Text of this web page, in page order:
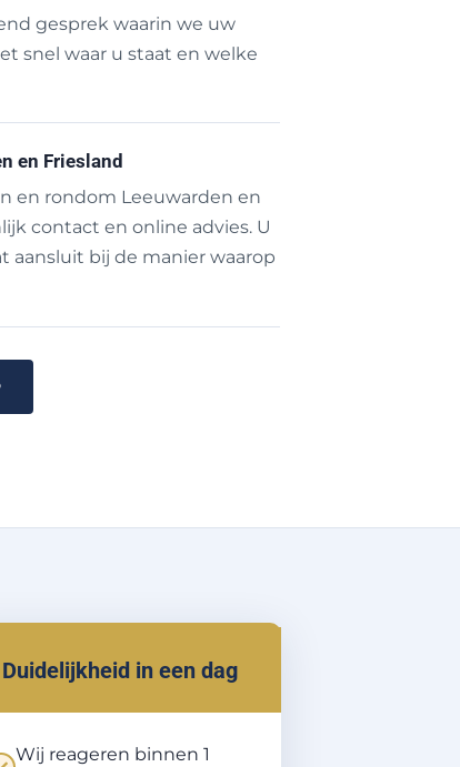
gesprek waarin we uw
snel waar u staat en welke
en Friesland
en rondom Leeuwarden en
contact en online advies. U
aansluit bij de manier waarop
Duidelijkheid in een dag
Wij reageren binnen 1